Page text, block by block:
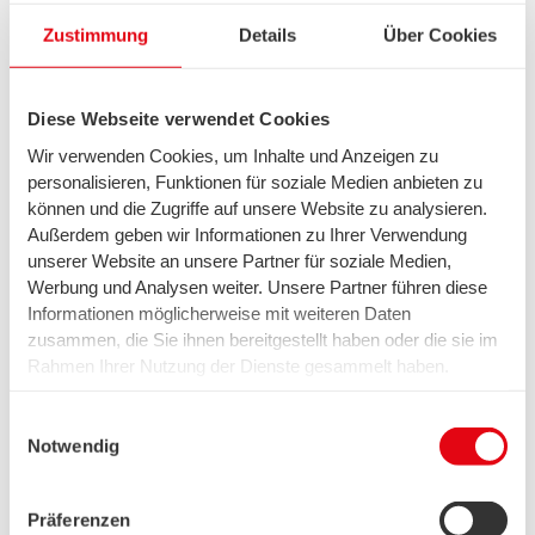
Zustimmung Details Über Cookies
Diese Webseite verwendet Cookies
Wir verwenden Cookies, um Inhalte und Anzeigen zu
personalisieren, Funktionen für soziale Medien anbieten zu
können und die Zugriffe auf unsere Website zu analysieren.
Außerdem geben wir Informationen zu Ihrer Verwendung
unserer Website an unsere Partner für soziale Medien,
Werbung und Analysen weiter. Unsere Partner führen diese
Informationen möglicherweise mit weiteren Daten
zusammen, die Sie ihnen bereitgestellt haben oder die sie im
Rahmen Ihrer Nutzung der Dienste gesammelt haben.
existiert. Das birgt das Risiko des unbemerkten Zugriffs
durch Behörden, das Fehlen von Betroffenenrechten,
Daten.
Notwendig
Präferenzen
Nachhaltigkeit
Igel im Garten –
was tun?
Nachhaltigkeit